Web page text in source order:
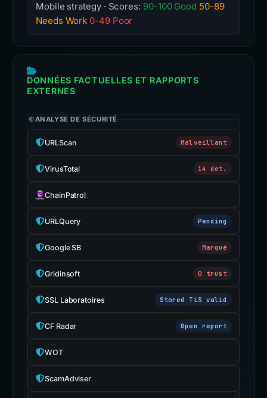
Mobile strategy · Scores: 90-100 Good 50-89
Needs Work 0-49 Poor
DONNÉES FACTUELLES ET RAPPORTS
EXTERNES
ANALYSE DE SÉCURITÉ
URLScan Malveillant
VirusTotal 14 det.
ChainPatrol
URLQuery Pending
Google SB Marqué
Gridinsoft 0 trust
SSL Laboratoires Stored TLS valid
CF Radar Open report
WOT
ScamAdviser